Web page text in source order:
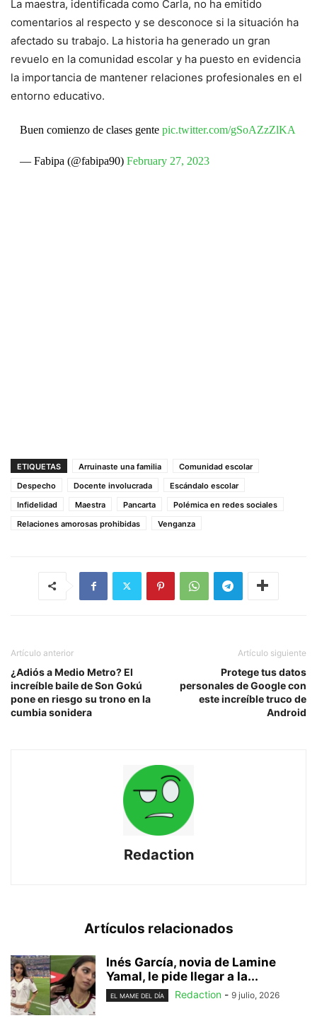
La maestra, identificada como Carla, no ha emitido
comentarios al respecto y se desconoce si la situación ha
afectado su trabajo. La historia ha generado un gran
revuelo en la comunidad escolar y ha puesto en evidencia
la importancia de mantener relaciones profesionales en el
entorno educativo.
Buen comienzo de clases gente pic.twitter.com/gSoAZzZlKA
— Fabipa (@fabipa90) February 27, 2023
ETIQUETAS Arruinaste una familia
Comunidad escolar
Despecho
Docente involucrada
Escándalo escolar
Infidelidad
Maestra Pancarta
Polémica en redes sociales
Relaciones amorosas prohibidas
Venganza
Artículo anterior
¿Adiós a Medio Metro? El
increíble baile de Son Gokú
pone en riesgo su trono en la
cumbia sonidera
Artículo siguiente
Protege tus datos
personales de Google con
este increíble truco de
Android
Redaction
Artículos relacionados
Inés García, novia de Lamine
Yamal, le pide llegar a la...
EL MAME DEL DÍA Redaction - 9 julio, 2026